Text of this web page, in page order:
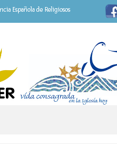
Española de Religiosos